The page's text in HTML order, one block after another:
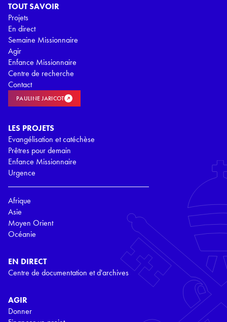
TOUT SAVOIR
Projets
En direct
Semaine Missionnaire
Agir
Enfance Missionnaire
Centre de recherche
Contact
PAULINE JARICOT
LES PROJETS
Evangélisation et catéchèse
Prêtres pour demain
Enfance Missionnaire
Urgence
Afrique
Asie
Moyen Orient
Océanie
EN DIRECT
Centre de documentation et d'archives
AGIR
Donner